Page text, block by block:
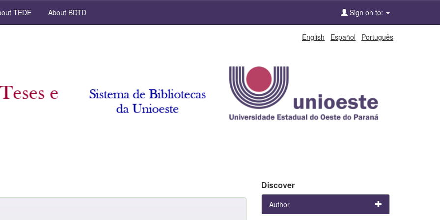
TEDE About BDTD Sign on to:
English Español Português
Discover
Author